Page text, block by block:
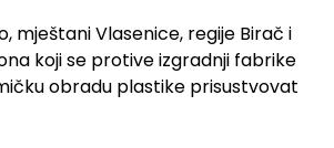
mještani Vlasenice, regije Birač i
koji se protive izgradnji fabrike
obradu plastike prisustvovat